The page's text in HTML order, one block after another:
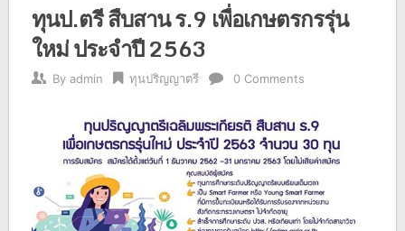
ทุนป.ตรี สืบสาน ร.9 เพื่อเกษตรกรรุ่น
ใหม่ ประจำปี 2563
By admin ทุนปริญญาตรี 0 Comments